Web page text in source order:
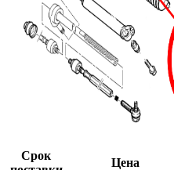
Срок
Цена